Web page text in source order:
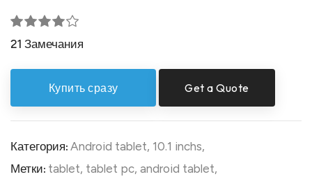
21 Замечания
Купить сразу Get a Quote
Категория: Android tablet, 10.1 inchs,
Метки: tablet, tablet pc, android tablet,